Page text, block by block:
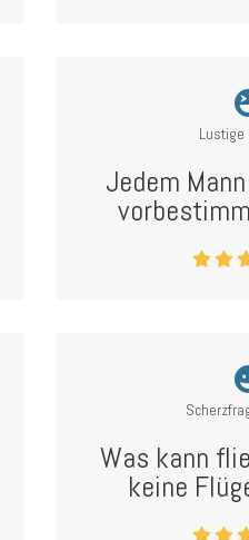
Lustige
Jedem
Was kann
keine